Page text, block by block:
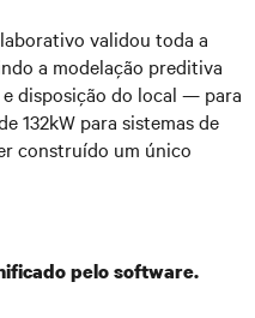
validou toda a
a modelação preditiva
disposição do local — para
132kW para sistemas de
construído um único
pelo software.